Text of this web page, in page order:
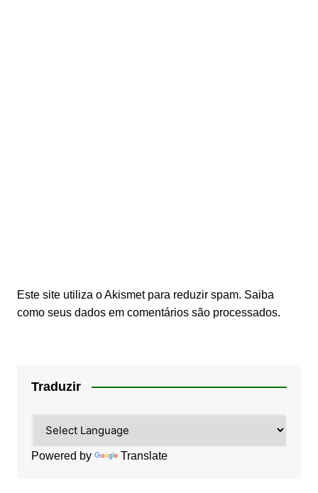
Este site utiliza o Akismet para reduzir spam. Saiba
como seus dados em comentários são processados.
Traduzir
Powered by Translate